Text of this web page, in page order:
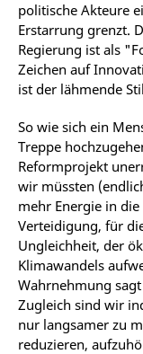
politische Akteure
Erstarrung grenzt.
Regierung ist als
Zeichen auf
ist der lähmende
So wie sich ein
Treppe
Reformprojekt
wir müssten
mehr Energie in
Verteidigung, für
Ungleichheit, der
Klimawandels
Wahrnehmung
Zugleich sind wir
nur langsamer zu
reduzieren,